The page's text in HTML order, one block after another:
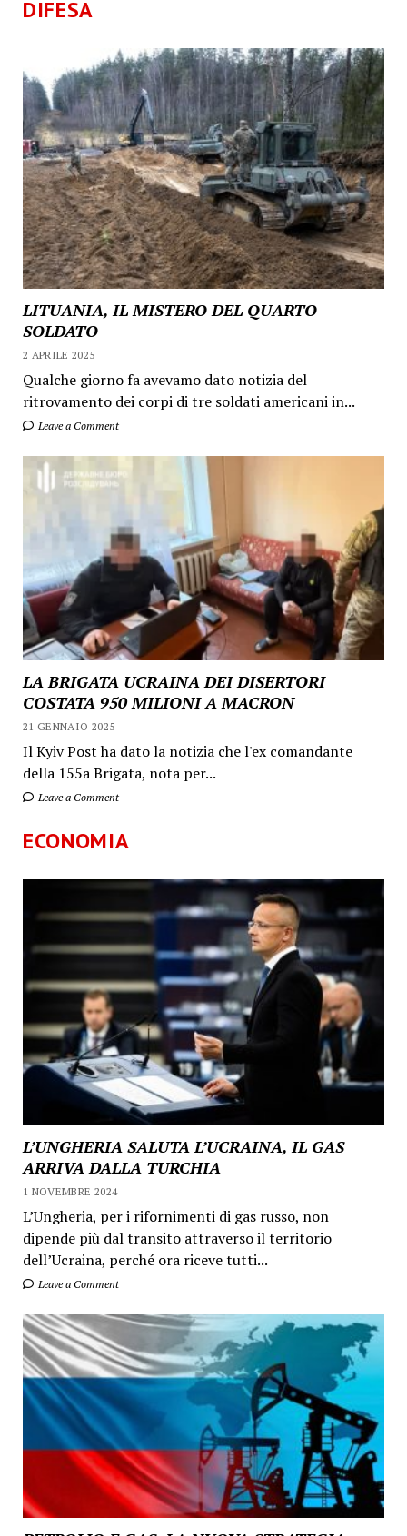
DIFESA
LITUANIA, IL MISTERO DEL QUARTO
SOLDATO
2 APRILE 2025
Qualche giorno fa avevamo dato notizia del
ritrovamento dei corpi di tre soldati americani in...
Leave a Comment
LA BRIGATA UCRAINA DEI DISERTORI
COSTATA 950 MILIONI A MACRON
21 GENNAIO 2025
Il Kyiv Post ha dato la notizia che l'ex comandante
della 155a Brigata, nota per...
Leave a Comment
ECONOMIA
L’UNGHERIA SALUTA L’UCRAINA, IL GAS
ARRIVA DALLA TURCHIA
1 NOVEMBRE 2024
L’Ungheria, per i rifornimenti di gas russo, non
dipende più dal transito attraverso il territorio
dell’Ucraina, perché ora riceve tutti...
Leave a Comment